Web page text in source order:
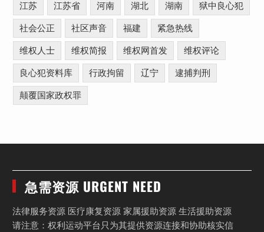
江苏 江苏省 河南 湖北 湖南 狱中良心犯
社会公正 社区声音 福建 紧急热线
维权人士 维权简报 维权网首发 维权评论
良心犯资料库 行政拘留 辽宁 逮捕判刑
颠覆国家政权罪
急需资源 URGENT NEED
法律服务资源 医疗康复资源 家属援助资源 生活援助资源
请注意：权利运动平台只为其提供资源连接和协助核实信